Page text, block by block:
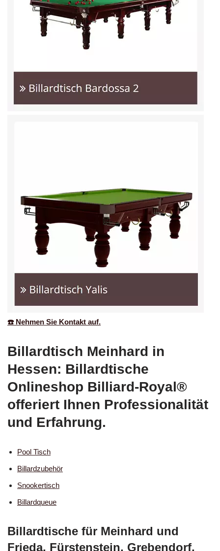
☎️ Nehmen Sie Kontakt auf.
Billardtisch Meinhard in
Hessen: Billardtische
Onlineshop Billiard-Royal®
offeriert Ihnen Professionalität
und Erfahrung.
Pool Tisch
Billardzubehör
Snookertisch
Billardqueue
Billardtische für Meinhard und
Frieda, Fürstenstein, Grebendorf,